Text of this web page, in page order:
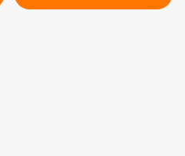
der U.W.G. vom